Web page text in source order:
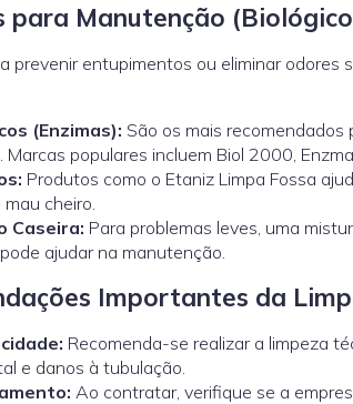
para Manutenção
prevenir entupimentos ou eliminar
(Enzimas): São os mais recomendados
Marcas populares incluem Biol 2000,
Produtos como o Etaniz Limpa Fossa
cheiro.
Caseira: Para problemas leves, uma
ajudar na manutenção.
Importantes da
Recomenda-se realizar a limpeza
e danos à tubulação.
Ao contratar, verifique se a